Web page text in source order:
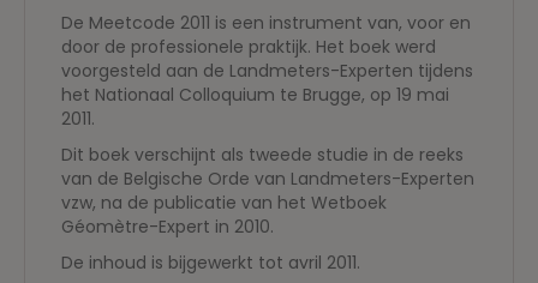
De Meetcode 2011 is een instrument van, voor en
door de professionele praktijk. Het boek werd
voorgesteld aan de Landmeters-Experten tijdens
het Nationaal Colloquium te Brugge, op 19 mai
2011.
Dit boek verschijnt als tweede studie in de reeks
van de Belgische Orde van Landmeters-Experten
vzw, na de publicatie van het Wetboek
Géomètre-Expert in 2010.
De inhoud is bijgewerkt tot avril 2011.